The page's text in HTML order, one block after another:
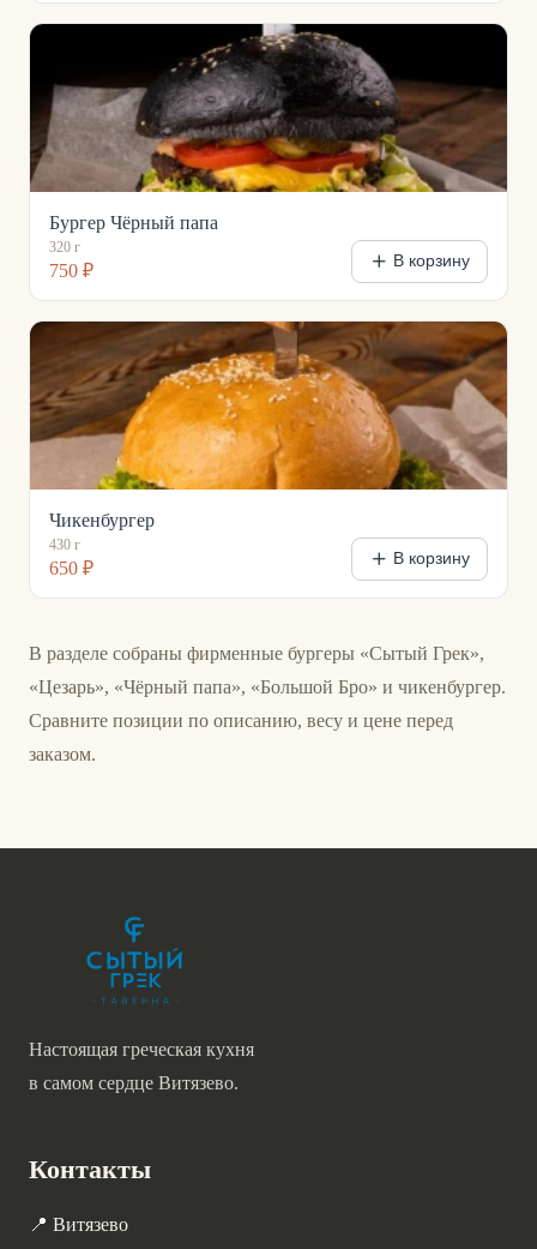
Бургер Чёрный папа
320 г
750 ₽ В корзину
Чикенбургер
430 г
650 ₽ В корзину
В разделе собраны фирменные бургеры «Сытый Грек»,
«Цезарь», «Чёрный папа», «Большой Бро» и чикенбургер.
Сравните позиции по описанию, весу и цене перед
заказом.
Настоящая греческая кухня
в самом сердце Витязево.
Контакты
📍 Витязево